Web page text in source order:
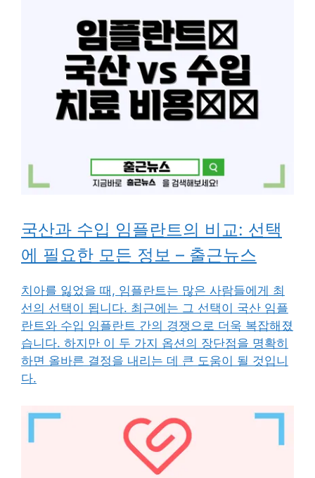
국산과 수입 임플란트의 비교: 선택
에 필요한 모든 정보 – 출근뉴스
치아를 잃었을 때, 임플란트는 많은 사람들에게 최
선의 선택이 됩니다. 최근에는 그 선택이 국산 임플
란트와 수입 임플란트 간의 경쟁으로 더욱 복잡해졌
습니다. 하지만 이 두 가지 옵션의 장단점을 명확히
하면 올바른 결정을 내리는 데 큰 도움이 될 것입니
다.